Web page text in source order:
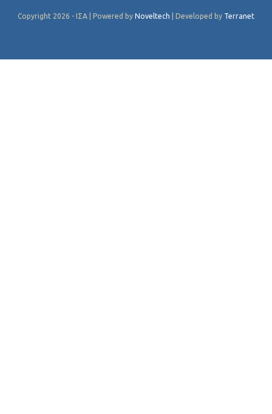
Copyright 2026 - ΙΣΑ | Powered by Noveltech | Developed by Terranet